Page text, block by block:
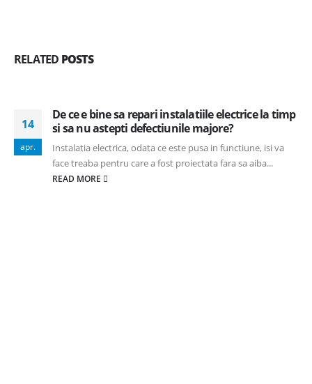
RELATED POSTS
14
apr.
De ce e bine sa repari instalatiile electrice la timp
si sa nu astepti defectiunile majore?
Instalatia electrica, odata ce este pusa in functiune, isi va
face treaba pentru care a fost proiectata fara sa aiba...
READ MORE